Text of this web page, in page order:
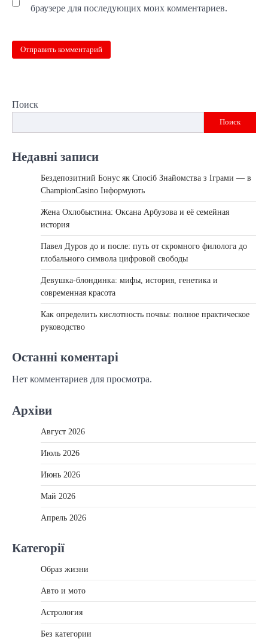
браузере для последующих моих комментариев.
Поиск
Поиск
Недавні записи
Бездепозитний Бонус як Спосіб Знайомства з Іграми — в
ChampionCasino Інформують
Жена Охлобыстина: Оксана Арбузова и её семейная
история
Павел Дуров до и после: путь от скромного филолога до
глобального символа цифровой свободы
Девушка-блондинка: мифы, история, генетика и
современная красота
Как определить кислотность почвы: полное практическое
руководство
Останні коментарі
Нет комментариев для просмотра.
Архіви
Август 2026
Июль 2026
Июнь 2026
Май 2026
Апрель 2026
Категорії
Образ жизни
Авто и мото
Астрология
Без категории